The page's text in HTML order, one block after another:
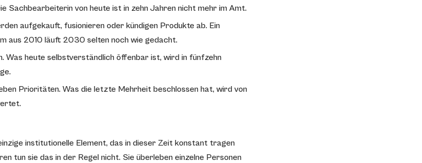
Sachbearbeiterin von heute ist in zehn Jahren nicht mehr im Amt.
aufgekauft, fusionieren oder kündigen Produkte ab. Ein
aus 2010 läuft 2030 selten noch wie gedacht.
Was heute selbstverständlich öffenbar ist, wird in fünfzehn
Prioritäten. Was die letzte Mehrheit beschlossen hat, wird von
institutionelle Element, das in dieser Zeit konstant tragen
tun sie das in der Regel nicht. Sie überleben einzelne Personen